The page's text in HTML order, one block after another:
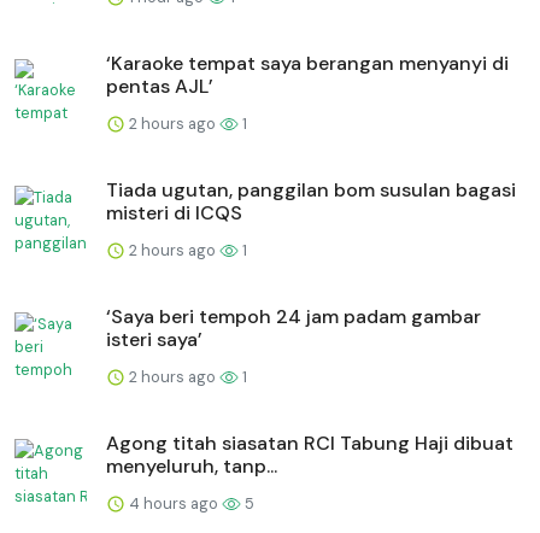
‘Karaoke tempat saya berangan menyanyi di
pentas AJL’
2 hours ago 1
Tiada ugutan, panggilan bom susulan bagasi
misteri di ICQS
2 hours ago 1
‘Saya beri tempoh 24 jam padam gambar
isteri saya’
2 hours ago 1
Agong titah siasatan RCI Tabung Haji dibuat
menyeluruh, tanp...
4 hours ago 5